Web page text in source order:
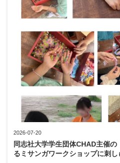
2026-07-20
同志社大学学生団体CHAD主催
るミサンガワークショップに刺